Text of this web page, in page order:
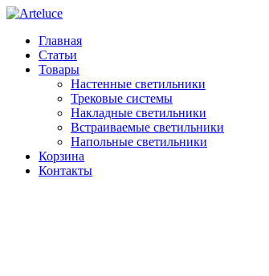
Главная
Статьи
Товары
Настенные светильники
Трековые системы
Накладные светильники
Встраиваемые светильники
Напольные светильники
Корзина
Контакты